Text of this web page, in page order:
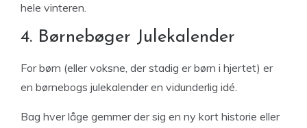
hele vinteren.
4. Børnebøger Julekalender
For børn (eller voksne, der stadig er børn i hjertet) er
en børnebogs julekalender en vidunderlig idé.
Bag hver låge gemmer der sig en ny kort historie eller